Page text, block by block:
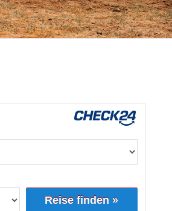
Reise finden »